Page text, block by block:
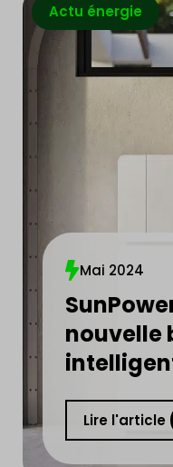
Actu énergie
Mai 2024
nouvelle
Lire l'article